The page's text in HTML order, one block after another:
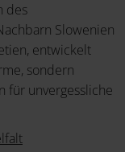
des
Slowenien
entwickelt
sondern
für unvergessliche